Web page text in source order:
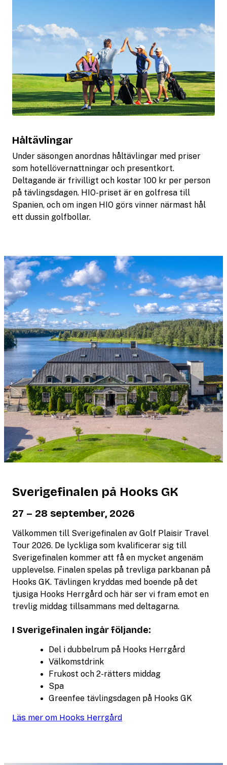
Håltävlingar
Under säsongen anordnas håltävlingar med priser
som hotellövernattningar och presentkort.
Deltagande är frivilligt och kostar 100 kr per person
på tävlingsdagen. HIO-priset är en golfresa till
Spanien, och om ingen HIO görs vinner närmast hål
ett dussin golfbollar.
Sverigefinalen på Hooks GK
27 – 28 september, 2026
Välkommen till Sverigefinalen av Golf Plaisir Travel
Tour 2026. De lyckliga som kvalificerar sig till
Sverigefinalen kommer att få en mycket angenäm
upplevelse. Finalen spelas på trevliga parkbanan på
Hooks GK. Tävlingen kryddas med boende på det
tjusiga Hooks Herrgård och här ser vi fram emot en
trevlig middag tillsammans med deltagarna.
I Sverigefinalen ingår följande:
Del i dubbelrum på Hooks Herrgård
Välkomstdrink
Frukost och 2-rätters middag
Spa
Greenfee tävlingsdagen på Hooks GK
Läs mer om Hooks Herrgård